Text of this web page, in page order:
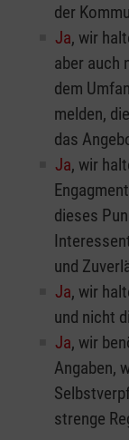
der
Ja, wir
aber auch
dem
melden,
das
Ja, wir
dieses
und
Ja, wir
und nicht
Ja, wir
Angaben,
strenge